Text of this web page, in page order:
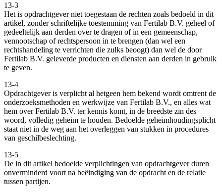
13-3
Het is opdrachtgever niet toegestaan de rechten zoals bedoeld in dit
artikel, zonder schriftelijke toestemming van Fertilab B.V. geheel of
gedeeltelijk aan derden over te dragen of in een gemeenschap,
vennootschap of rechtspersoon in te brengen (dan wel een
rechtshandeling te verrichten die zulks beoogt) dan wel de door
Fertilab B.V. geleverde producten en diensten aan derden in gebruik
te geven.
13-4
Opdrachtgever is verplicht al hetgeen hem bekend wordt omtrent de
onderzoeksmethoden en werkwijze van Fertilab B.V., en alles wat
hem over Fertilab B.V. ter kennis komt, in de breedste zin des
woord, volledig geheim te houden. Bedoelde geheimhoudingsplicht
staat niet in de weg aan het overleggen van stukken in procedures
van geschilbeslechting.
13-5
De in dit artikel bedoelde verplichtingen van opdrachtgever duren
onverminderd voort na beëindiging van de opdracht en de relatie
tussen partijen.